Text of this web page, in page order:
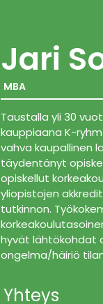
Jari
MBA
Taustalla yli 30
kauppiaana K-
vahva kaupallinen
täydentänyt
opiskellut
yliopistojen
tutkinnon.
hyvät lähtökohdat
ongelma/häiriö
Yhteys